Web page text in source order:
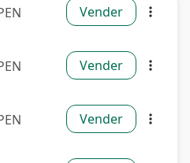
Vender more_vert
Vender more_vert
Vender more_vert